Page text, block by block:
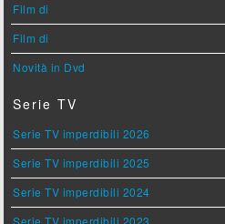
Film di
Film di
Novità in Dvd
Serie TV
Serie TV imperdibili 2026
Serie TV imperdibili 2025
Serie TV imperdibili 2024